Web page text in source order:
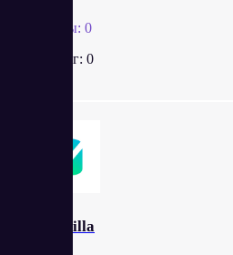
Отзывы: 0
Рейтинг: 0
Workzilla